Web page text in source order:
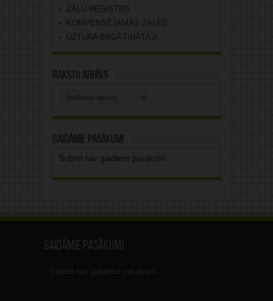
ZĀĻU REĢISTRS
KOMPENSĒJAMĀS ZĀLES
UZTURA BAGĀTINĀTĀJI
Rakstu arhīvs
Gaidāmie pasākumi
Šobrīd nav gaidāmo pasākumi.
Gaidāmie pasākumi
Šobrīd nav gaidāmo pasākumi.